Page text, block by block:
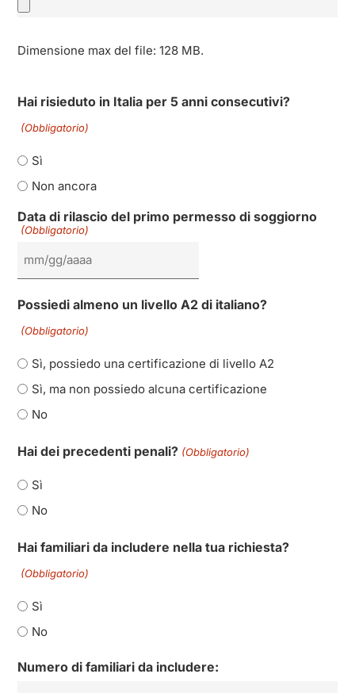
Dimensione max del file: 128 MB.
Hai risieduto in Italia per 5 anni consecutivi?
(Obbligatorio)
Sì
Non ancora
Data di rilascio del primo permesso di soggiorno
(Obbligatorio)
Possiedi almeno un livello A2 di italiano?
(Obbligatorio)
Sì, possiedo una certificazione di livello A2
Sì, ma non possiedo alcuna certificazione
No
Hai dei precedenti penali? (Obbligatorio)
Sì
No
Hai familiari da includere nella tua richiesta?
(Obbligatorio)
Sì
No
Numero di familiari da includere: